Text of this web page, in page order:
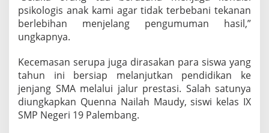
psikologis anak kami agar tidak terbebani tekanan
berlebihan menjelang pengumuman hasil,”
ungkapnya.
Kecemasan serupa juga dirasakan para siswa yang
tahun ini bersiap melanjutkan pendidikan ke
jenjang SMA melalui jalur prestasi. Salah satunya
diungkapkan Quenna Nailah Maudy, siswi kelas IX
SMP Negeri 19 Palembang.